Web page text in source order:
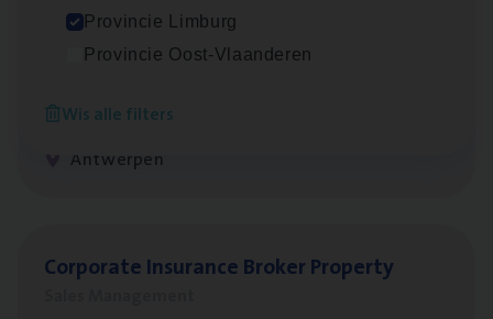
Provincie Limburg
Provincie Oost-Vlaanderen
Wis alle filters
Insurance Operations
Antwerpen
Cor­po­ra­te Insu­ran­ce Bro­ker Property